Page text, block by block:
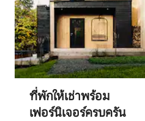
ที่พักให้เช่าพร้อม
เฟอร์นิเจอร์ครบครัน